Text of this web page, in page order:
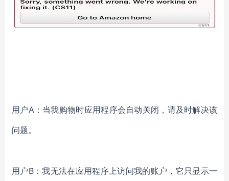
用户A：当我购物时应用程序会自动关闭，请及时解决该
问题。
用户B：我无法在应用程序上访问我的账户，它只显示一